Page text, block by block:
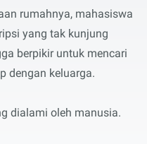
rumahnya, mahasiswa
yang tak kunjung
berpikir untuk mencari
dengan keluarga.
dialami oleh manusia.